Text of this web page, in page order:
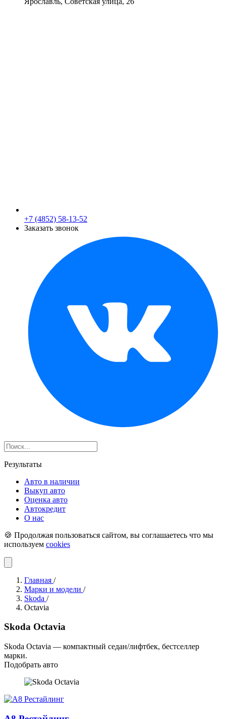
+7 (4852) 58-13-52
Заказать звонок
Результаты
Авто в наличии
Выкуп авто
Оценка авто
Автокредит
О нас
🍪 Продолжая пользоваться сайтом, вы соглашаетесь что мы
используем cookies
Главная /
Марки и модели /
Skoda /
Octavia
Skoda Octavia
Skoda Octavia — компактный седан/лифтбек, бестселлер
марки.
Подобрать авто